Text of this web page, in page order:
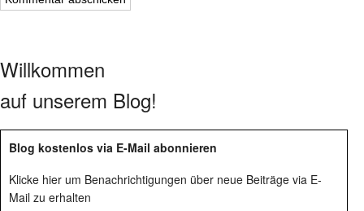
Willkommen
auf unserem Blog!
Blog kostenlos via E-Mail abonnieren
Klicke hier um Benachrichtigungen über neue Beiträge via E-
Mail zu erhalten